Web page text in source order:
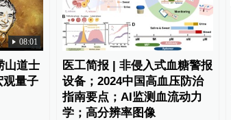
08:01
山道士
观量子
医工简报 | 非侵入式血糖警报
设备；2024中国高血压防治
指南要点；AI监测血流动力
学；高分辨率图像